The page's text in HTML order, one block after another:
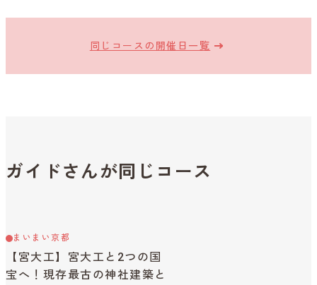
同じコースの開催日一覧
ガイドさんが同じコース
まいまい京都
【宮大工】宮大工と2つの国
宝へ！現存最古の神社建築と